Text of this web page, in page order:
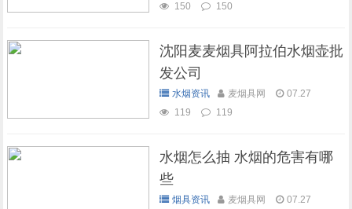
150
150
沈阳麦麦烟具阿拉伯水烟壶批
发公司
水烟资讯 麦烟具网
07.27
119
119
水烟怎么抽 水烟的危害有哪
些
烟具资讯 麦烟具网
07.27